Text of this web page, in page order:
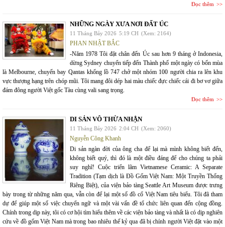
Đọc thêm
NHỮNG NGÀY XƯA NƠI ĐẤT ÚC
11 Tháng Bảy 2026 5:19 CH (Xem: 2164)
PHAN NHẬT BẮC
-Năm 1978 Tôi đặt chân đến Úc sau hơn 9 tháng ở Indonesia,
dừng Sydney chuyển tiếp đến Thành phố một ngày có bốn mùa
là Melbourne, chuyến bay Qantas khổng lồ 747 chở một nhóm 100 người chia ra lên khu
vực thượng hạng trên chóp mũi. Tôi mang đôi dép hai màu chiếc đực chiếc cái đi bơ vơ giữa
đám đông người Việt gốc Tàu cùng vali sang trọng.
Đọc thêm
DI SẢN VÔ THỪA NHẬN
11 Tháng Bảy 2026 2:04 CH (Xem: 2060)
Nguyễn Công Khanh
Di sản ngàn đời của ông cha để lại mà mình không biết đến,
không biết quý, thì đó là một điều đáng để cho chúng ta phải
suy nghĩ! Cuộc triển lãm Vietnamese Ceramic: A Separate
Tradition (Tạm dịch là Đồ Gốm Việt Nam: Một Truyền Thống
Riêng Biệt), của viện bảo tàng Seattle Art Museum được trưng
bày trong từ những năm qua, vẫn còn để lại một số đồ cổ Việt Nam tiêu biểu. Tôi đã tham
dự để giúp một số việc chuyển ngữ và một vài vấn đề tổ chức liên quan đến cộng đồng.
Chính trong dịp này, tôi có cơ hội tìm hiểu thêm về các viện bảo tàng và nhất là có dịp nghiên
cứu về đồ gốm Việt Nam mà trong bao nhiêu thế kỷ qua đã bị chính người Việt đặt vào một